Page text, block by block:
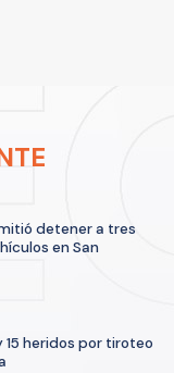
detener a tres
en San
heridos por tiroteo